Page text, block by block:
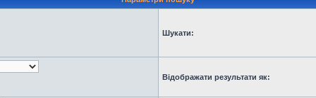
Шукати:
Відображати результати як: